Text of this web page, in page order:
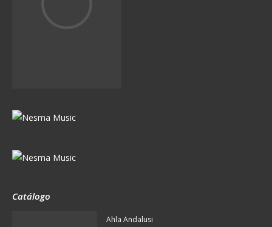
Catálogo
Ahla Andalusi